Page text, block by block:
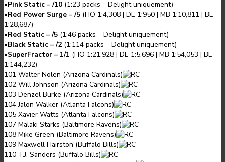
•Pink Static – /10 (1:23 packs – Delight uniquement)
•Red Power Surge – /5 (HO 1:4,308 | DE 1:950 | MB 1:10,811 | BL
1:28,687)
•Red Static – /5 (1:46 packs – Delight uniquement)
•Black Static – /2 (1:114 packs – Delight uniquement)
•SuperFractor – 1/1 (HO 1:21,928 | DE 1:5,696 | MB 1:54,053 | BL
1:144,232)
101 Walter Nolen (Arizona Cardinals)
102 Will Johnson (Arizona Cardinals)
103 Denzel Burke (Arizona Cardinals)
104 Jalon Walker (Atlanta Falcons)
105 Xavier Watts (Atlanta Falcons)
107 Malaki Starks (Baltimore Ravens)
108 Mike Green (Baltimore Ravens)
109 Maxwell Hairston (Buffalo Bills)
110 T.J. Sanders (Buffalo Bills)